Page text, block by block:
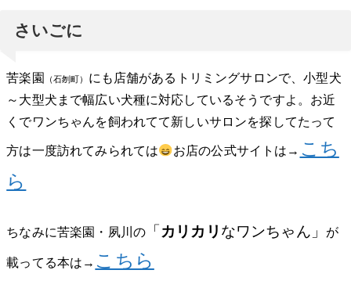
さいごに
苦楽園 （石刎町）
にも店舗があるトリミングサロンで、小型犬
～大型犬まで幅広い犬種に対応しているそうですよ。お近
くでワンちゃんを飼われてて新しいサロンを探してたって
方は一度訪れてみられては お店の公式サイトは→ こち
ら
ちなみに苦楽園・夙川の 「カリカリ なワンちゃん」 が
載ってる本は→ こちら